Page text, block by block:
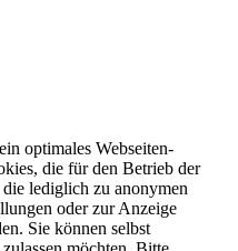
optimales Webseiten-
die für den Betrieb der
lediglich zu anonymen
oder zur Anzeige
Sie können selbst